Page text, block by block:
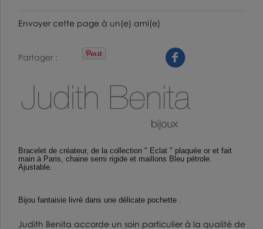
Envoyer cette page à un(e) ami(e)
Partager
Bracelet de créateur, de la collection " Eclat " plaquée or et fait
main à Paris, chaine semi rigide et maillons Bleu pétrole.
Ajustable.
Bijou fantaisie livré dans une délicate pochette .
Judith Benita accorde un soin particulier à la qualité de